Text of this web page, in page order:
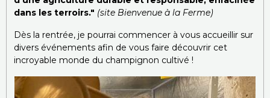
dans les terroirs." (site Bienvenue à la Ferme)
Dès la rentrée, je pourrai commencer à vous accueillir sur
divers événements afin de vous faire découvrir cet
incroyable monde du champignon cultivé !